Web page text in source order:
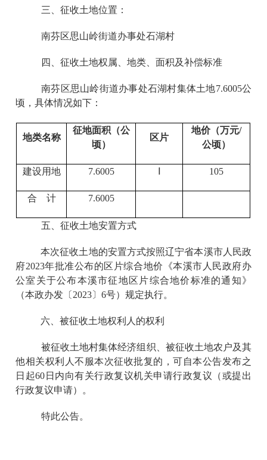
三、征收土地位置：
南芬区思山岭街道办事处石湖村
四、征收土地权属、地类、面积及补偿标准
南芬区思山岭街道办事处石湖村集体土地7.6005公
顷，具体情况如下：
地类名称
征地面积（公
顷）
区片
地价（万元/
公顷）
建设用地 7.6005 105
合 计 7.6005
五、征收土地安置方式
本次征收土地的安置方式按照辽宁省本溪市人民政
府2023年批准公布的区片综合地价《本溪市人民政府办
公室关于公布本溪市征地区片综合地价标准的通知》
（本政办发〔2023〕6号）规定执行。
六、被征收土地权利人的权利
被征收土地村集体经济组织、被征收土地农户及其
他相关权利人不服本次征收批复的，可自本公告发布之
日起60日内向有关行政复议机关申请行政复议（或提出
行政复议申请）。
特此公告。